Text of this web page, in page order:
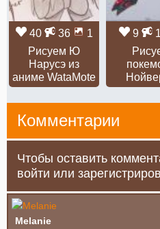
40 36
1
Рисуем Ю
Нарусэ из
аниме WataMote
9 1
Комментарии
Чтобы оставить
войти или
Melanie